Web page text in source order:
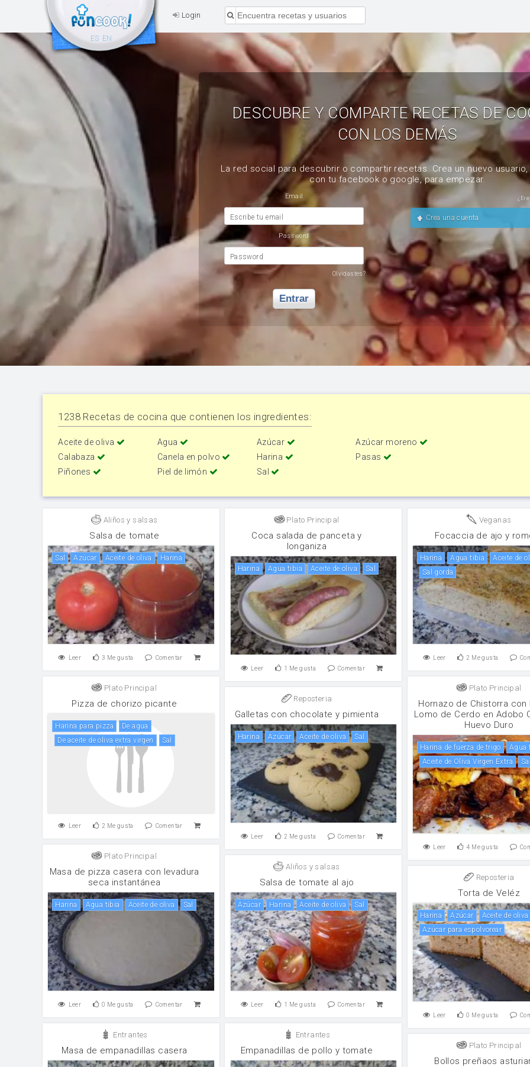
Login
ES EN
DESCUBRE Y COMPARTE RECETAS DE
CON LOS DEMÁS
La red social para descubrir o compartir recetas. Crea un nuevo
con tu facebook o google, para empezar.
Email
Escribe tu email
Password
Password
Olvidastes?
Entrar
Crea una cuenta
1238 Recetas de cocina que contienen los ingredientes:
Aceite de oliva Agua Azúcar
Azúcar moreno
Calabaza
Canela en polvo Harina
Pasas
Piñones
Piel de limón Sal
Aliños y salsas
Salsa de tomate
sal Azúcar aceite de oliva harina
Leer 3 Me gusta Comentar
Plato Principal
Coca salada de panceta y
longaniza
harina Agua tibia aceite de oliva sal
Leer 1 Me gusta Comentar
Veganas
Focaccia de ajo y
harina Agua tibia
aceite de
sal gorda
Leer 2 Me gusta
Plato Principal
Pizza de chorizo picante
Harina para pizza
de agua
De aceite de oliva extra virgen
sal
Leer 2 Me gusta Comentar
Plato Principal
Hornazo de Chistorra con
Lomo de Cerdo en Adobo
Huevo Duro
harina de fuerza de trigo
Aceite de Oliva Virgen Extra
Leer 4 Me gusta
Reposteria
Galletas con chocolate y pimienta
harina Azúcar aceite de oliva sal
Leer 2 Me gusta Comentar
Plato Principal
Masa de pizza casera con levadura
seca instantánea
harina Agua tibia aceite de oliva sal
Leer 0 Me gusta Comentar
Aliños y salsas
Salsa de tomate al ajo
Azúcar harina aceite de oliva sal
Leer 1 Me gusta Comentar
Reposteria
Torta de Veléz
harina Azúcar
aceite de oliva
Azúcar para espolvorear
Leer 0 Me gusta
Entrantes
Masa de empanadillas casera
Entrantes
Empanadillas de pollo y tomate Plato Principal
Bollos preñaos